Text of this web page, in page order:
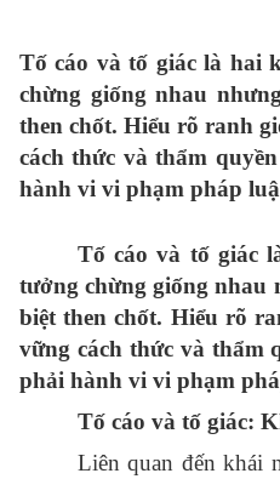
Tố cáo và tố giác là hai
chừng giống nhau
then chốt. Hiểu rõ ranh
cách thức và thẩm
hành vi vi phạm pháp
Tố cáo và tố giác
tưởng chừng giống nhau
biệt then chốt. Hiểu rõ
vững cách thức và thẩm
phải hành vi vi phạm
Tố cáo và tố giác:
Liên quan đến khái